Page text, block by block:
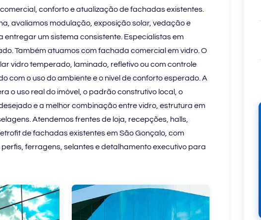
conforto e atualização de fachadas existentes.
avaliamos modulação, exposição solar, vedação e
um sistema consistente. Especialistas em
Também atuamos com fachada comercial em vidro. O
vidro temperado, laminado, refletivo ou com controle
com o uso do ambiente e o nível de conforto esperado. A
o uso real do imóvel, o padrão construtivo local, o
e a melhor combinação entre vidro, estrutura em
Atendemos frentes de loja, recepções, halls,
de fachadas existentes em São Gonçalo, com
ferragens, selantes e detalhamento executivo para